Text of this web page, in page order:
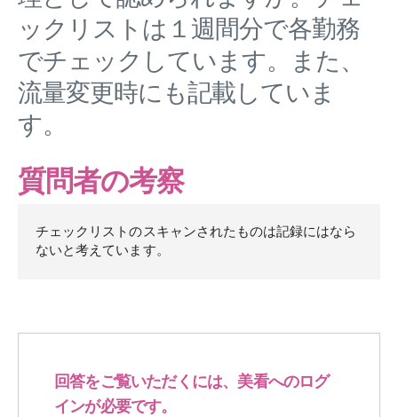
ックリストは１週間分で各勤務
でチェックしています。また、
流量変更時にも記載していま
す。
質問者の考察
チェックリストのスキャンされたものは記録にはなら
ないと考えています。
回答をご覧いただくには、美看へのログ
インが必要です。